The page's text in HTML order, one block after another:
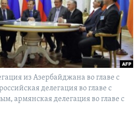
из Азербайджана во главе с
делегация во главе с
армянская делегация во главе с